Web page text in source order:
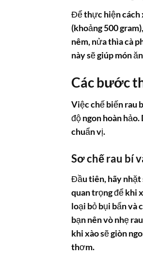
Để thực hiệncách
(khoảng 500
nêm, nửa thìa cà
này sẽ giúp món
Các bước
Việc chế biếnrau
độ ngon hoàn
chuẩn vị.
Sơ chế rau bí
Đầu tiên, hãy nhặt
quan trọng để khi
loại bỏ bụi bẩn và
bạn nên vò nhẹ
khi xào sẽ giòn
thơm.